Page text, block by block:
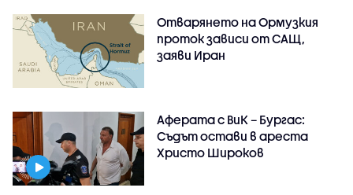
Отварянето на Ормузкия
проток зависи от САЩ,
заяви Иран
Аферата с ВиК – Бургас:
Съдът остави в ареста
Христо Широков